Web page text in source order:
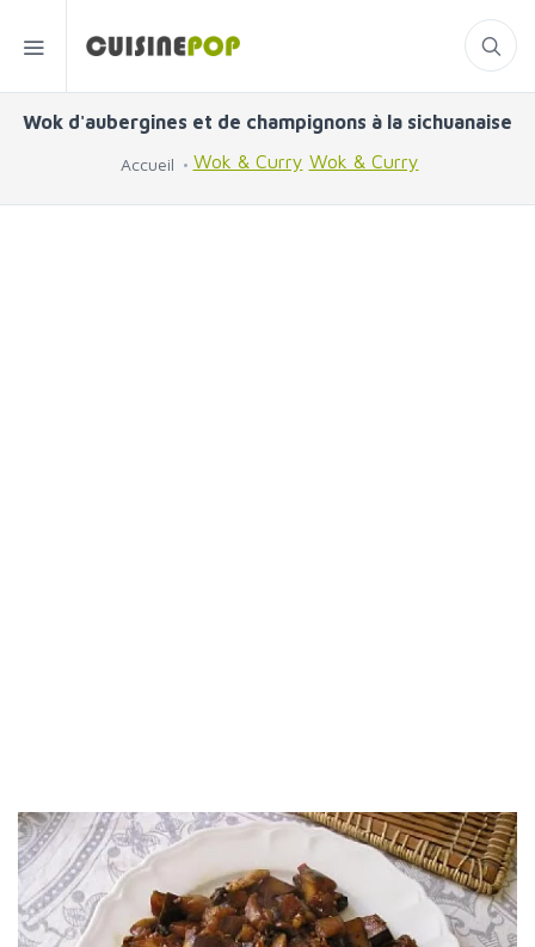
Wok d'aubergines et de champignons à la sichuanaise
Accueil Wok & Curry Wok & Curry